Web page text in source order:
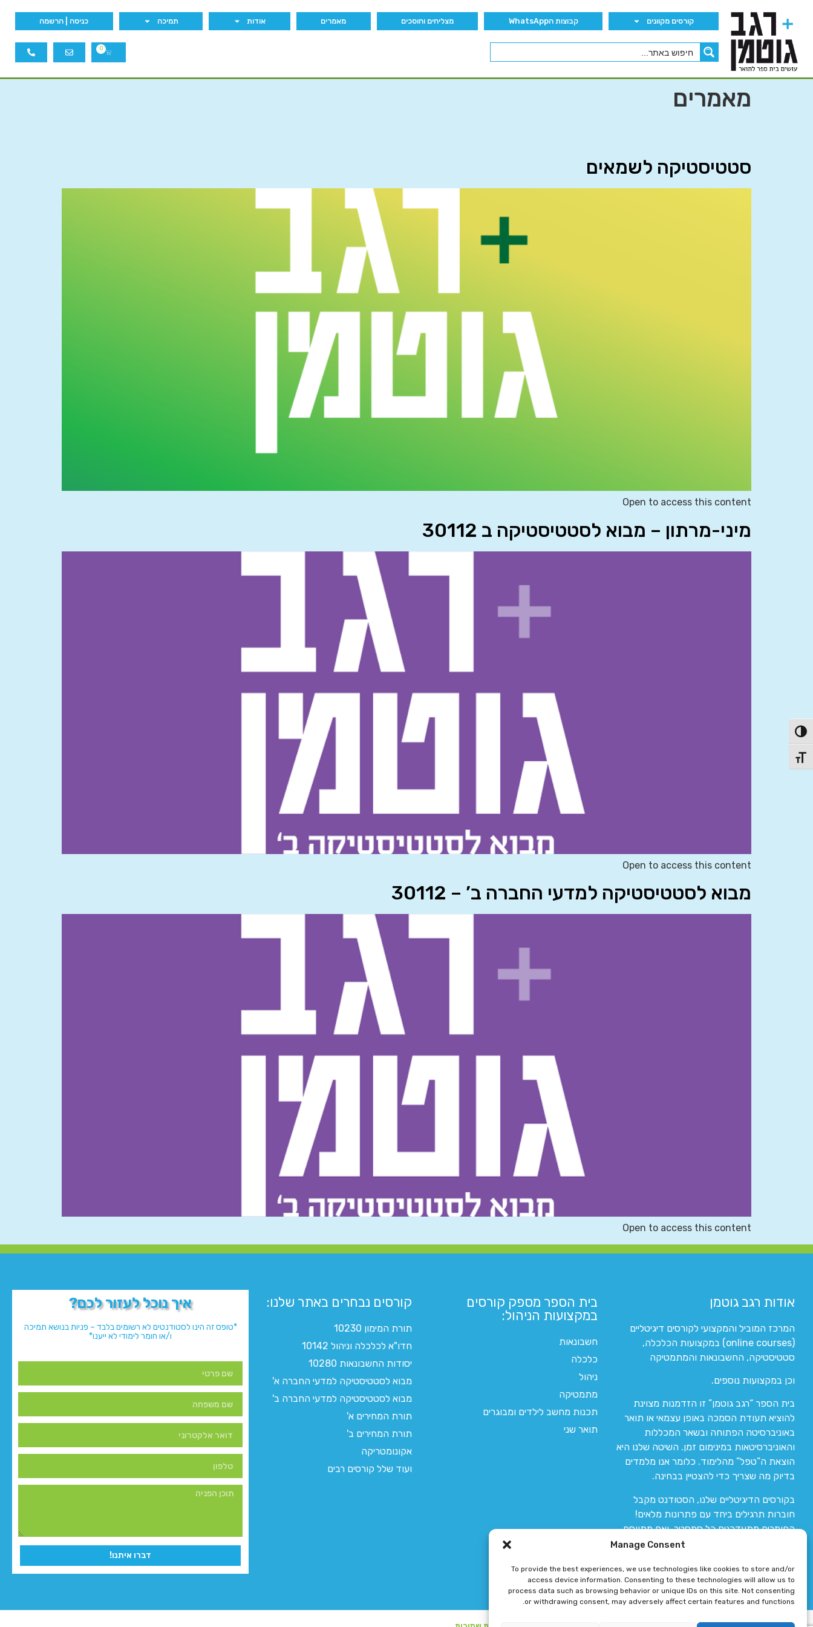
Manage Consent
To provide the best experiences, we use technologies like cookies to store and/or
access device information. Consenting to these technologies will allow us to
process data such as browsing behavior or unique IDs on this site. Not consenting
or withdrawing consent, may adversely affect certain features and functions.
הפעל/כבה ניגודיות גבוהה
מתג גודל גופן
קורסים מקוונים קבוצות הWhatsApp מצליחים וחוסכים מאמרים אודות תמיכה כניסה | הרשמה
0
מאמרים
סטטיסטיקה לשמאים
Open to access this content
מיני-מרתון – מבוא לסטטיסטיקה ב 30112
Open to access this content
מבוא לסטטיסטיקה למדעי החברה ב’ – 30112
Open to access this content
אודות רגב גוטמן
המרכז המוביל והמקצועי לקורסים דיגיטליים
(online courses) במקצועות הכלכלה,
סטטיסטיקה, החשבונאות והמתמטיקה
וכן במקצועות נוספים.
בית הספר “רגב גוטמן” זו הזדמנות מצוינת
להוציא תעודת הסמכה באופן עצמאי או תואר
באוניברסיטה הפתוחה ובשאר המכללות
והאוניברסיטאות במינימום זמן. השיטה שלנו היא
הוצאת ה”טפל” מהלימוד. כלומר אנו מלמדים
בדיוק מה שצריך כדי להצטיין בבחינה.
בקורסים הדיגיטליים שלנו, הסטודנט מקבל
חוברות תרגילים ביחד עם פתרונות מלאים!
החומרים מתעדכנים כל סמסטר, ואם מתווסף
חומר חדש אז הקורס מתעדכן יחד איתו.
בית הספר מספק קורסים
במקצועות הניהול:
חשבונאות
כלכלה
ניהול
מתמטיקה
תכנות מחשב לילדים ומבוגרים
תואר שני
קורסים נבחרים באתר שלנו:​
תורת המימון 10230
חדו"א לכלכלה וניהול 10142
יסודות החשבונאות 10280
מבוא לסטטיסטיקה למדעי החברה א'
מבוא לסטטיסטיקה למדעי החברה ב'
תורת המחירים א'
תורת המחירים ב'
אקונומטריקה
ועוד שלל קורסים רבים
איך נוכל לעזור לכם?
*טופס זה הינו לסטודנטים לא רשומים בלבד – פניות בנושא תמיכה
ו/או חומר לימודי לא ייענו*
דברו איתנו!